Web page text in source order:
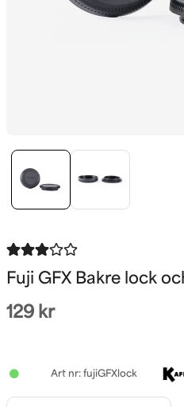
Fuji GFX Bakre lock
129 kr
fujiGFXlock